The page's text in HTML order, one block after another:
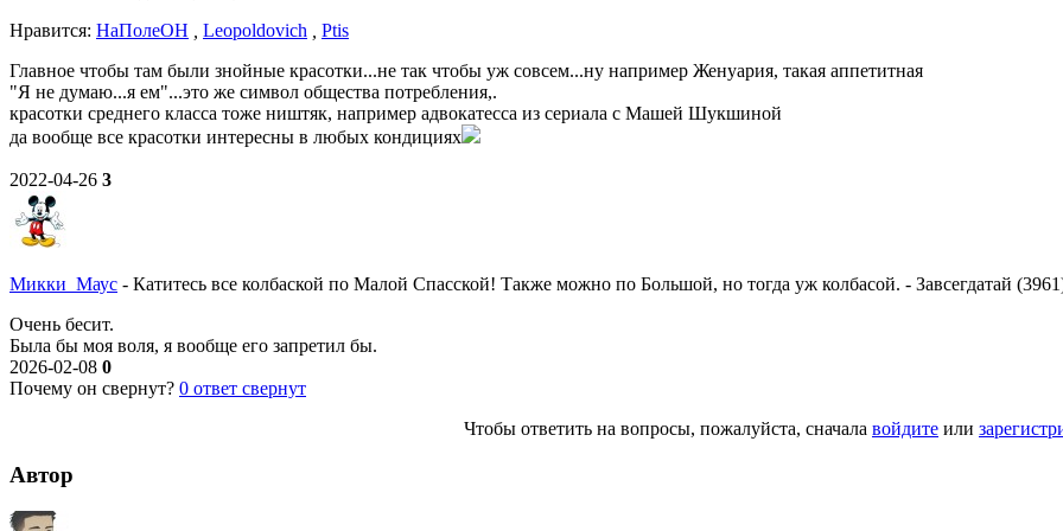
Нравитcя: НаПолеОН , Leopoldovich , Ptis
Главное чтобы там были знойные красотки...не так чтобы уж совсем...ну например Женуария, такая аппетитная
"Я не думаю...я ем"...это же символ общества потребления,.
красотки среднего класса тоже ништяк, например адвокатесса из сериала с Машей Шукшиной
да вообще все красотки интересны в любых кондициях
2022-04-26 3
Микки_Маус - Катитесь все колбаской по Малой Спасской! Также можно по Большой, но тогда уж колбасой. - Завсегдатай
Очень бесит.
Была бы моя воля, я вообще его запретил бы.
2026-02-08 0
Почему он свернут? 0 ответ свернут
Чтобы ответить на вопросы, пожалуйста, сначала войдите или
Автор